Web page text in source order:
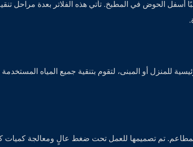
للمنزل أو المبنى، لتقوم بتنقية جميع المياه
تم تصميمها للعمل تحت ضغط عالٍ ومعالجة كميات